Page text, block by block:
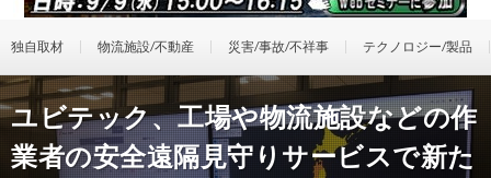
独自取材 物流施設/不動産 災害/事故/不祥事 テクノロジー/製品
ユビテック、工場や物流施設などの作
業者の安全遠隔見守りサービスで新た